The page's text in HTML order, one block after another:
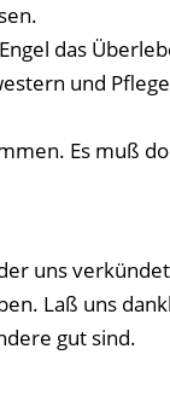
das
und
Es muß
uns
Laß uns
gut sind.